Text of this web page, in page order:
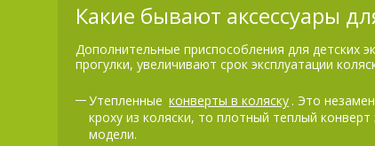
Какие бывают аксессуары
Дополнительные приспособления для
прогулки, увеличивают срок эксплуатации
Утепленные конверты в коляску . Это
кроху из коляски, то плотный теплый
модели.